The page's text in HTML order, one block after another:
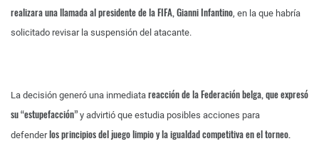
realizara una llamada al presidente de la FIFA, Gianni Infantino, en la que habría
solicitado revisar la suspensión del atacante.
La decisión generó una inmediata reacción de la Federación belga, que expresó
su “estupefacción” y advirtió que estudia posibles acciones para
defenderlos principios del juego limpio y la igualdad competitiva en el torneo.